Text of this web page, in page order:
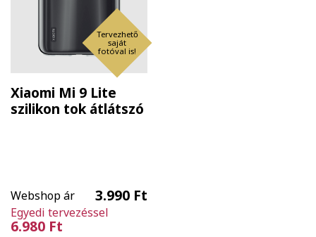
Tervezhető
saját
fotóval is!
Xiaomi Mi 9 Lite
szilikon tok átlátszó
Webshop ár 3.990 Ft
Egyedi tervezéssel
6.980 Ft